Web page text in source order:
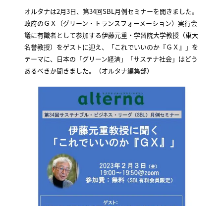
オルタナは2月3日、第34回SBL月例セミナーを開きました。
政府のＧＸ（グリーン・トランスフォーメーション）実行会
議に有識者として参加する伊藤元重・学習院大学教授（東大
名誉教授）をゲストに迎え、「これでいいのか『ＧＸ』」を
テーマに、日本の「グリーン経済」「サステナ社会」はどう
あるべきか聞きました。（オルタナ編集部）